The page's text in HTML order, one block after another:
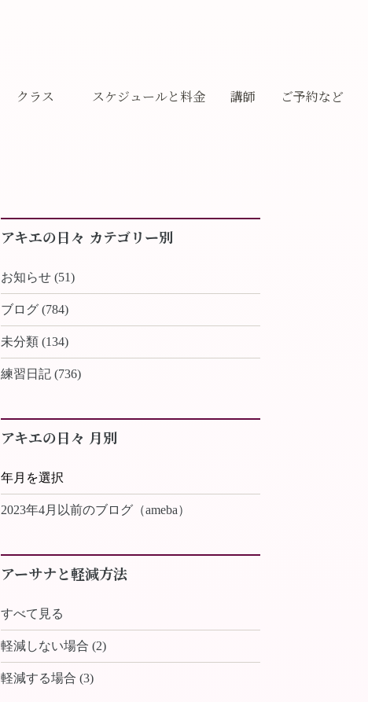
クラス
スケジュールと料金 講師 ご予約など
アキエの日々 カテゴリー別
お知らせ (51)
ブログ (784)
未分類 (134)
練習日記 (736)
アキエの日々 月別
2023年4月以前のブログ（ameba）
アーサナと軽減方法
すべて見る
軽減しない場合 (2)
軽減する場合 (3)